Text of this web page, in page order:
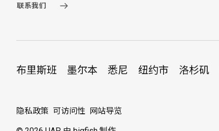
联系我们
布里斯班 墨尔本 悉尼 纽约市 洛杉矶
隐私政策 可访问性 网站导览